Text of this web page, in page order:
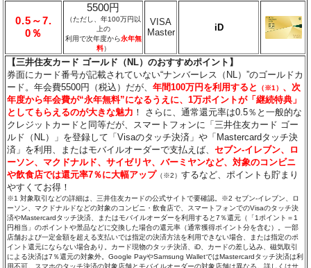
0.5～7.
0％
5500円
（ただし、年100万円以
上の
利用で次年度から永年無
料）
VISA
Master
iD
【三井住友カード ゴールド（NL）のおすすめポイント】
券面にカード番号が記載されていない“ナンバーレス（NL）”のゴールドカ
ード。年会費5500円（税込）だが、年間100万円を利用すると （※1） 、次
年度から年会費が“永年無料”になるうえに、1万ポイントが「継続特典」
としてもらえるのが大きな魅力 ！ さらに、通常還元率は0.5％と一般的な
クレジットカードと同等だが、スマートフォンに「三井住友カード ゴー
ルド（NL）」を登録して「Visaのタッチ決済」や「Mastercardタッチ決
済」を利用、またはモバイルオーダーで支払えば、セブン‐イレブン、ロ
ーソン、マクドナルド、サイゼリヤ、バーミヤンなど、対象のコンビニ
や飲食店では還元率7％に大幅アップ （※2）するなど、ポイントも貯まり
やすくてお得！
※1 対象取引などの詳細は、三井住友カードの公式サイトで要確認。※2 セブン‐イレブン、ロ
ーソン、マクドナルドなどの対象のコンビニ・飲食店で、スマートフォンでのVisaのタッチ決
済やMastercardタッチ決済、またはモバイルオーダーを利用すると7％還元（「1ポイント＝1
円相当」のポイントや景品などに交換した場合の還元率（通常獲得ポイント分を含む）。一部
店舗および一定金額を超える支払いでは指定の決済方法を利用できない場合、または指定のポ
イント還元にならない場合あり。カード現物のタッチ決済、iD、カードの差し込み、磁気取引
による決済は7％還元の対象外。Google PayやSamsung WalletではMastercardタッチ決済は利
用不可。スマホのタッチ決済の対象店舗とモバイルオーダーの対象店舗は異なる。詳しくはサ